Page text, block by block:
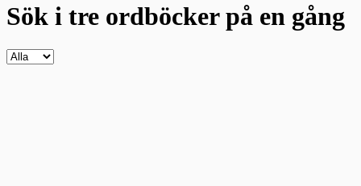
Sök i tre ordböckerpå en gång